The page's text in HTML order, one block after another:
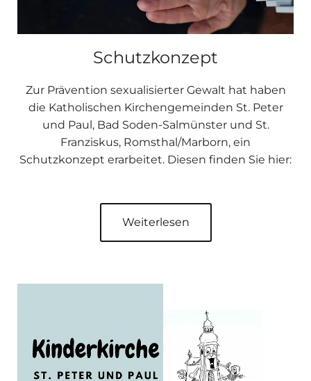
Schutzkonzept
Zur Prävention sexualisierter Gewalt hat haben
die Katholischen Kirchengemeinden St. Peter
und Paul, Bad Soden-Salmünster und St.
Franziskus, Romsthal/Marborn, ein
Schutzkonzept erarbeitet. Diesen finden Sie hier:
Weiterlesen